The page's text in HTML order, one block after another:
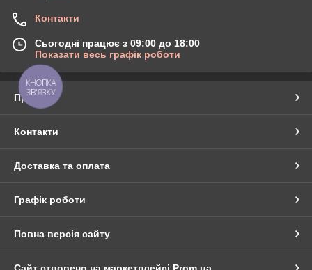
Контакти
Сьогодні працює з 09:00 до 18:00
Показати весь графік роботи
Про нас
Контакти
Доставка та оплата
Графік роботи
Повна версія сайту
КНОПКА
ЗВ'ЯЗКУ